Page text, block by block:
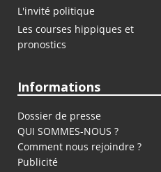
L'invité politique
Les courses hippiques et
pronostics
Informations
Dossier de presse
QUI SOMMES-NOUS ?
Comment nous rejoindre ?
Publicité